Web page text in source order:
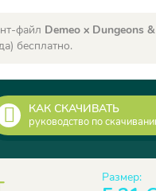
файл Demeo x Dungeons
бесплатно.
КАК СКАЧИВАТЬ
руководство по
Размер: